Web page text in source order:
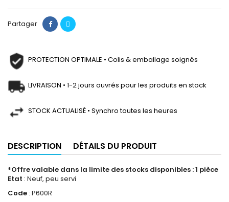
Partager
PROTECTION OPTIMALE • Colis & emballage soignés
LIVRAISON • 1-2 jours ouvrés pour les produits en stock
STOCK ACTUALISÉ • Synchro toutes les heures
DESCRIPTION DÉTAILS DU PRODUIT
*Offre valable dans la limite des stocks disponibles : 1 pièce
Etat : Neuf, peu servi
Code : P600R